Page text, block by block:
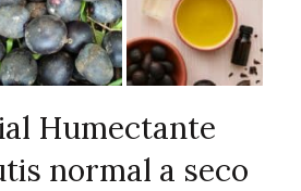
Humectante
normal a seco